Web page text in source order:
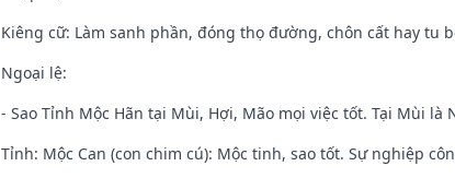
Kiêng cữ: Làm sanh phần, đóng thọ đường, chôn cất hay tu
Ngoại lệ:
- Sao Tỉnh Mộc Hãn tại Mùi, Hợi, Mão mọi việc tốt. Tại Mùi
Tỉnh: Mộc Can (con chim cú): Mộc tinh, sao tốt. Sự nghiệp